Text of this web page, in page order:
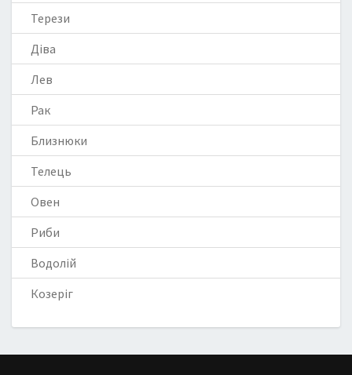
Терези
Діва
Лев
Рак
Близнюки
Телець
Овен
Риби
Водолій
Козеріг